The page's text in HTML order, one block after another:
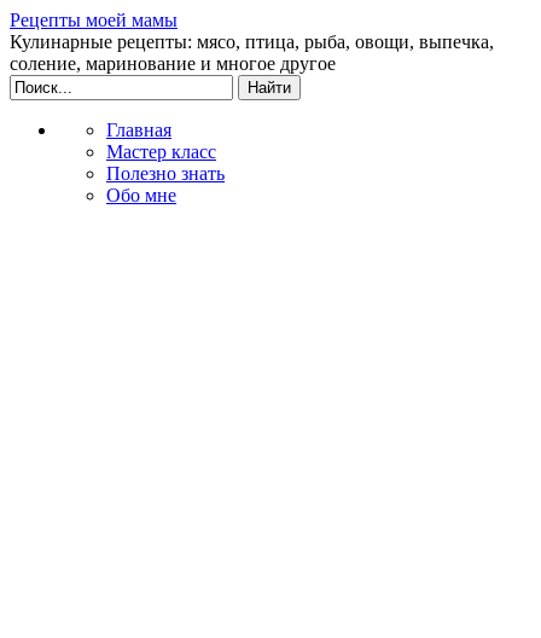
Рецепты моей мамы
Кулинарные рецепты: мясо, птица, рыба, овощи, выпечка,
соление, маринование и многое другое
Главная
Мастер класс
Полезно знать
Обо мне